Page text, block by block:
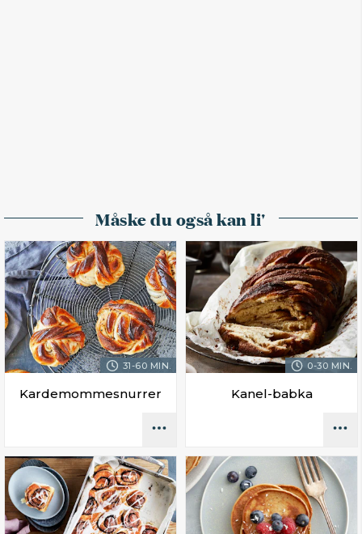
Måske du også kan li'
31-60 MIN.
Kardemommesnurrer
0-30 MIN.
Kanel-babka